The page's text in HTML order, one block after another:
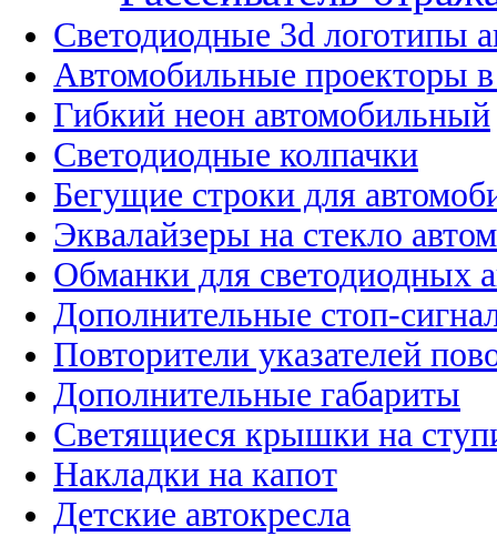
Светодиодные 3d логотипы
Автомобильные проекторы
Гибкий неон автомобильный
Светодиодные колпачки
Бегущие строки для
Эквалайзеры на стекло
Обманки для светодиодных
Дополнительные стоп-
Повторители указателей
Дополнительные габариты
Светящиеся крышки на
Накладки на капот
Детские автокресла